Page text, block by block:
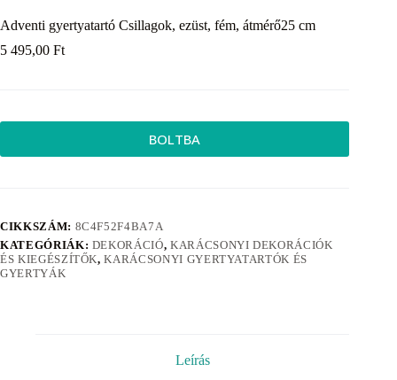
Adventi gyertyatartó Csillagok, ezüst, fém, átmérő25 cm
5 495,00 Ft
BOLTBA
CIKKSZÁM: 8C4F52F4BA7A
KATEGÓRIÁK: DEKORÁCIÓ, KARÁCSONYI DEKORÁCIÓK
ÉS KIEGÉSZÍTŐK,KARÁCSONYI GYERTYATARTÓK ÉS
GYERTYÁK
Leírás